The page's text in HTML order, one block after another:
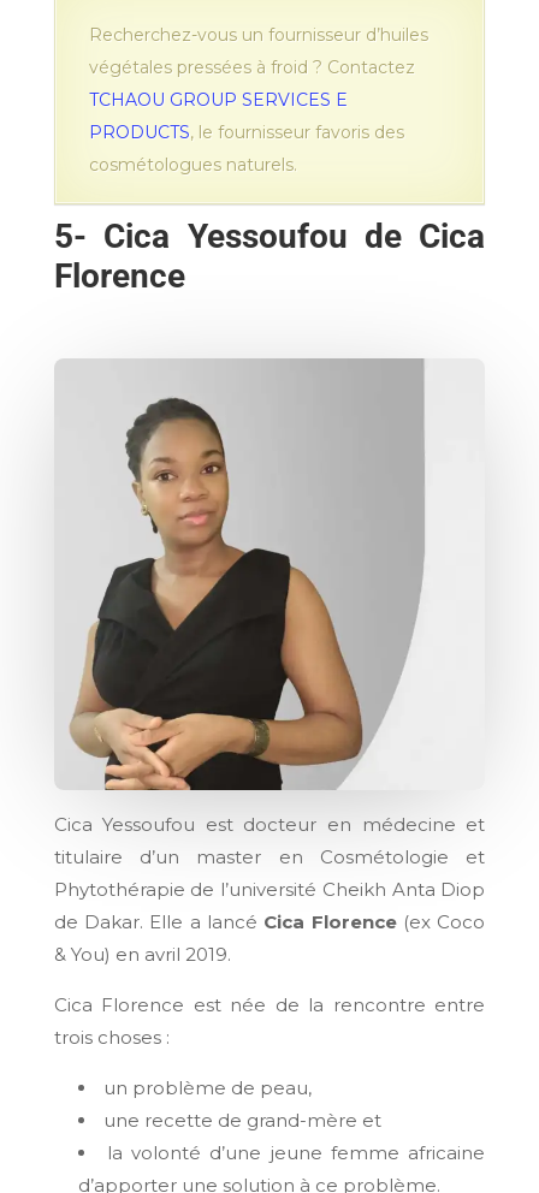
Recherchez-vous un fournisseur d’huiles
végétales pressées à froid ? Contactez
TCHAOU GROUP SERVICES E
PRODUCTS, le fournisseur favoris des
cosmétologues naturels.
5- Cica Yessoufou de Cica
Florence
Cica Yessoufou est docteur en médecine et
titulaire d’un master en Cosmétologie et
Phytothérapie de l’université Cheikh Anta Diop
de Dakar. Elle a lancé Cica Florence(ex Coco
& You) en avril 2019.
Cica Florence est née de la rencontre entre
trois choses :
un problème de peau,
une recette de grand-mère et
la volonté d’une jeune femme africaine
d’apporter une solution à ce problème.